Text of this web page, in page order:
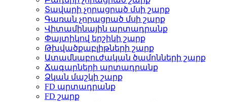
Տավարի չորացրած մսի շարք
Գառան չորացրած մսի շարք
Վիտամինային արտադրանք
Փայտիկով երշիկի շարք
Թխվածքաբլիթների շարք
Ատամնաբուժական ծամոնների շարք
Ճագարների արտադրանք
Ձկան մաշկի շարք
FD արտադրանք
FD շարք